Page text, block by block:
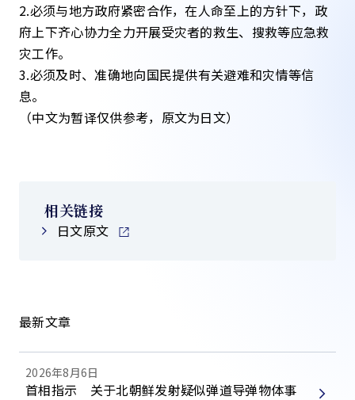
2.必须与地方政府紧密合作，在人命至上的方针下，政
府上下齐心协力全力开展受灾者的救生、搜救等应急救
灾工作。
3.必须及时、准确地向国民提供有关避难和灾情等信
息。
（中文为暂译仅供参考，原文为日文）
相关链接
日文原文
最新文章
2026年8月6日
首相指示 关于北朝鲜发射疑似弹道导弹物体事